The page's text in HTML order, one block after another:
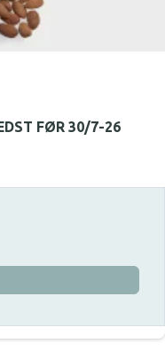
FØR 30/7-26